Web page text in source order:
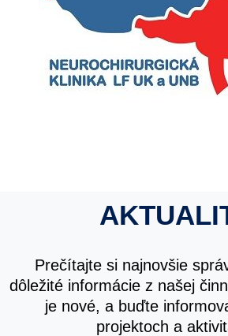
Prečítajte si najnovšie
dôležité informácie z našej
je nové, a buďte
projektoch a